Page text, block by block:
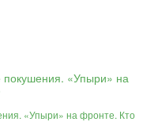
«Упыри» на фронте. Кто